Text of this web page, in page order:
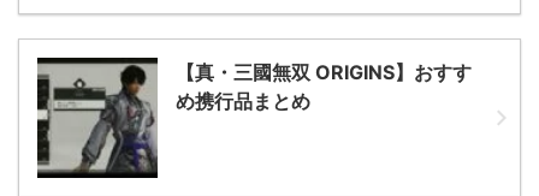
【真・三國無双 ORIGINS】おすす
め携行品まとめ